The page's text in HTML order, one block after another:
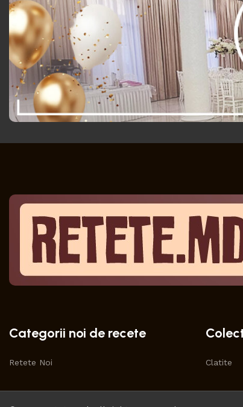
Categorii noi de recete
Retete Noi Clatite